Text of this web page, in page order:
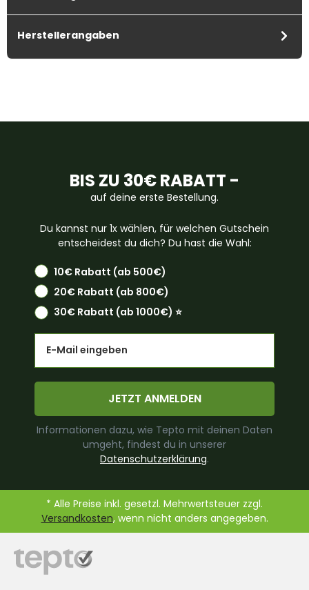
Herstellerangaben
BIS ZU 30€ RABATT -
auf deine erste Bestellung.
Du kannst nur 1x wählen, für welchen Gutschein
entscheidest du dich? Du hast die Wahl:
10€ Rabatt (ab 500€)
20€ Rabatt (ab 800€)
30€ Rabatt (ab 1000€) ⭐️
JETZT ANMELDEN
Informationen dazu, wie Tepto mit deinen Daten
umgeht, findest du in unserer
Datenschutzerklärung.
* Alle Preise inkl. gesetzl. Mehrwertsteuer zzgl.
Versandkosten, wenn nicht anders angegeben.